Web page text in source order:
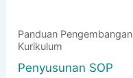
Panduan Pengembangan
Kurikulum
Penyusunan SOP